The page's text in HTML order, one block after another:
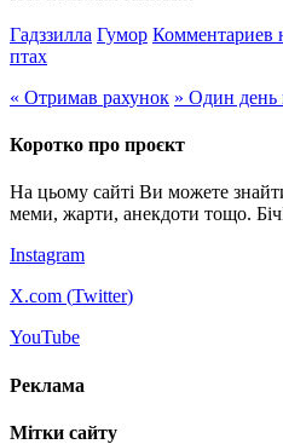
Гадззилла Гумор Комментариев
птах
« Отримав рахунок » Один день
Коротко про проєкт
На цьому сайті Ви можете
меми, жарти, анекдоти тощо.
Instagram
X.com (Twitter)
YouTube
Реклама
Мітки сайту